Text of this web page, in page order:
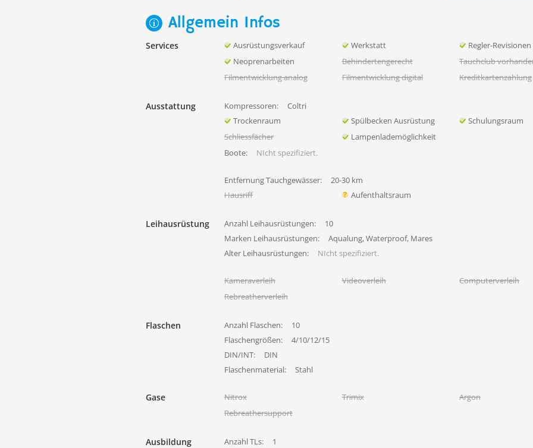
Allgemein Infos
Services Ausrüstungsverkauf Werkstatt
Regler-Revisionen
Neoprenarbeiten
Behindertengerecht
Tauchclub
Filmentwicklung analog
Filmentwicklung digital Kreditkartenzahlung
Ausstattung Kompressoren:
Coltri
Trockenraum
Spülbecken Ausrüstung
Schulungsraum
Schliessfächer
Lampenlademöglichkeit
Boote:
NIcht spezifiziert.
Entfernung Tauchgewässer:
20-30 km
Hausriff
Aufenthaltsraum
Leihausrüstung Anzahl Leihausrüstungen:
10
Marken Leihausrüstungen:
Aqualung, Waterproof, Mares
Alter Leihausrüstungen:
NIcht spezifiziert.
Kameraverleih Videoverleih
Computerverleih
Rebreatherverleih
Flaschen Anzahl Flaschen:
10
Flaschengrößen:
4/10/12/15
DIN/INT:
DIN
Flaschenmaterial:
Stahl
Gase Nitrox Trimix
Argon
Rebreathersupport
Ausbildung Anzahl TLs:
1